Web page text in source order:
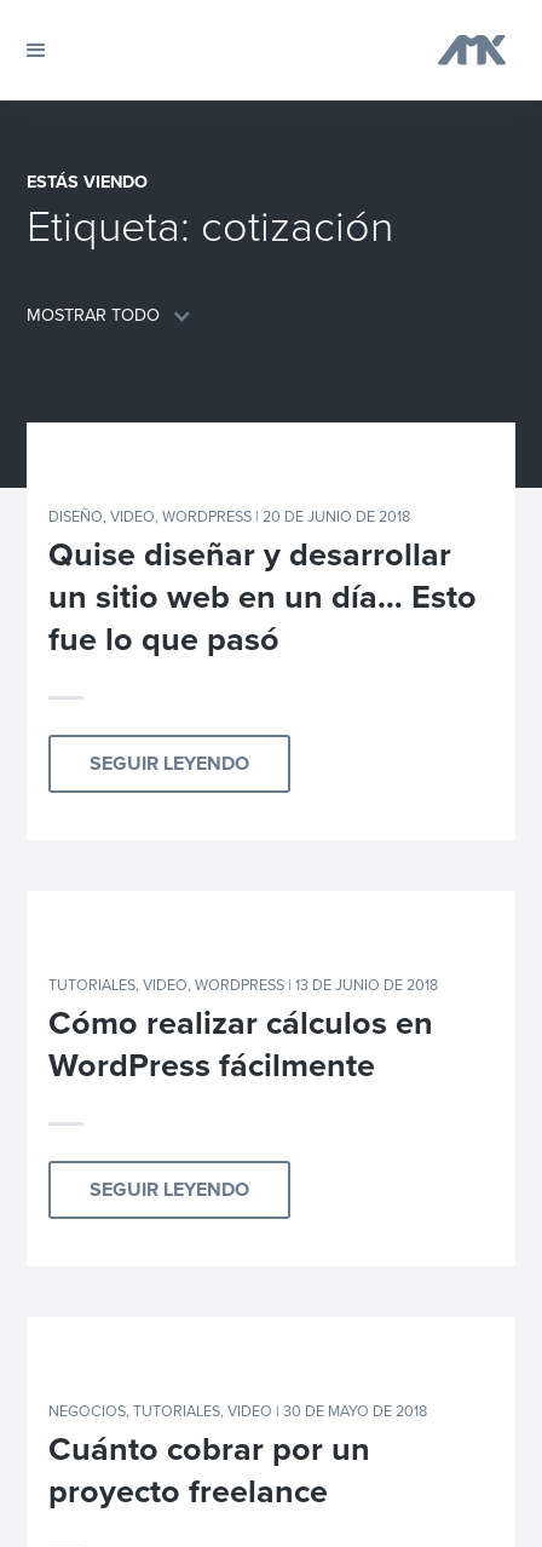
ESTÁS VIENDO
Etiqueta: cotización
MOSTRAR TODO
DISEÑO,VIDEO,WORDPRESS | 20 DE JUNIO DE 2018
Quise diseñar y desarrollar
un sitio web en un día… Esto
fue lo que pasó
SEGUIR LEYENDO
TUTORIALES,VIDEO,WORDPRESS | 13 DE JUNIO DE 2018
Cómo realizar cálculos en
WordPress fácilmente
SEGUIR LEYENDO
NEGOCIOS,TUTORIALES,VIDEO | 30 DE MAYO DE 2018
Cuánto cobrar por un
proyecto freelance